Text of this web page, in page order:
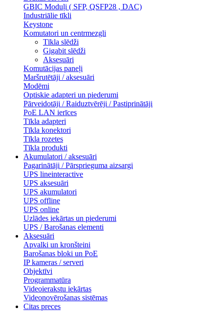
GBIC Moduļi ( SFP, QSFP28 , DAC)
Industriālie tīkli
Keystone
Komutatori un centrmezgli
Tīkla slēdži
Gigabit slēdži
Aksesuāri
Komutācijas paneļi
Maršrutētāji / aksesuāri
Modēmi
Optiskie adapteri un piederumi
Pārveidotāji / Raiduztvērēji / Pastiprinātāji
PoE LAN ierīces
Tīkla adapteri
Tīkla konektori
Tīkla rozetes
Tīkla produkti
Akumulatori / aksesuāri
Pagarinātāji / Pārsprieguma aizsargi
UPS lineinteractive
UPS aksesuāri
UPS akumulatori
UPS offline
UPS online
Uzlādes iekārtas un piederumi
UPS / Barošanas elementi
Aksesuāri
Apvalki un kronšteini
Barošanas bloki un PoE
IP kameras / serveri
Objektīvi
Programmatūra
Videoierakstu iekārtas
Videonovērošanas sistēmas
Citas preces